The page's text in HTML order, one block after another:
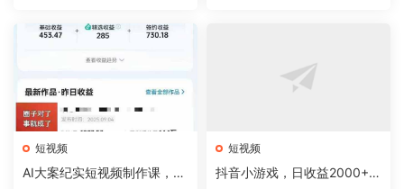
短视频
AI大案纪实短视频制作课，文
短视频
抖音小游戏，日收益2000+暴